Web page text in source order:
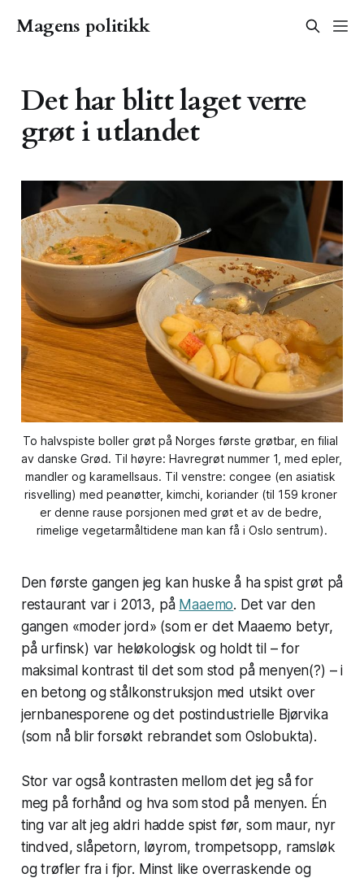
Magens politikk
Det har blitt laget verre
grøt i utlandet
To halvspiste boller grøt på Norges første grøtbar, en filial
av danske Grød. Til høyre: Havregrøt nummer 1, med epler,
mandler og karamellsaus. Til venstre: congee (en asiatisk
risvelling) med peanøtter, kimchi, koriander (til 159 kroner
er denne rause porsjonen med grøt et av de bedre,
rimelige vegetarmåltidene man kan få i Oslo sentrum).
Den første gangen jeg kan huske å ha spist grøt på
restaurant var i 2013, på Maaemo. Det var den
gangen «moder jord» (som er det Maaemo betyr,
på urfinsk) var heløkologisk og holdt til – for
maksimal kontrast til det som stod på menyen(?) – i
en betong og stålkonstruksjon med utsikt over
jernbanesporene og det postindustrielle Bjørvika
(som nå blir forsøkt rebrandet som Oslobukta).
Stor var også kontrasten mellom det jeg så for
meg på forhånd og hva som stod på menyen. Én
ting var alt jeg aldri hadde spist før, som maur, nyr
tindved, slåpetorn, løyrom, trompetsopp, ramsløk
og trøfler fra i fjor. Minst like overraskende og